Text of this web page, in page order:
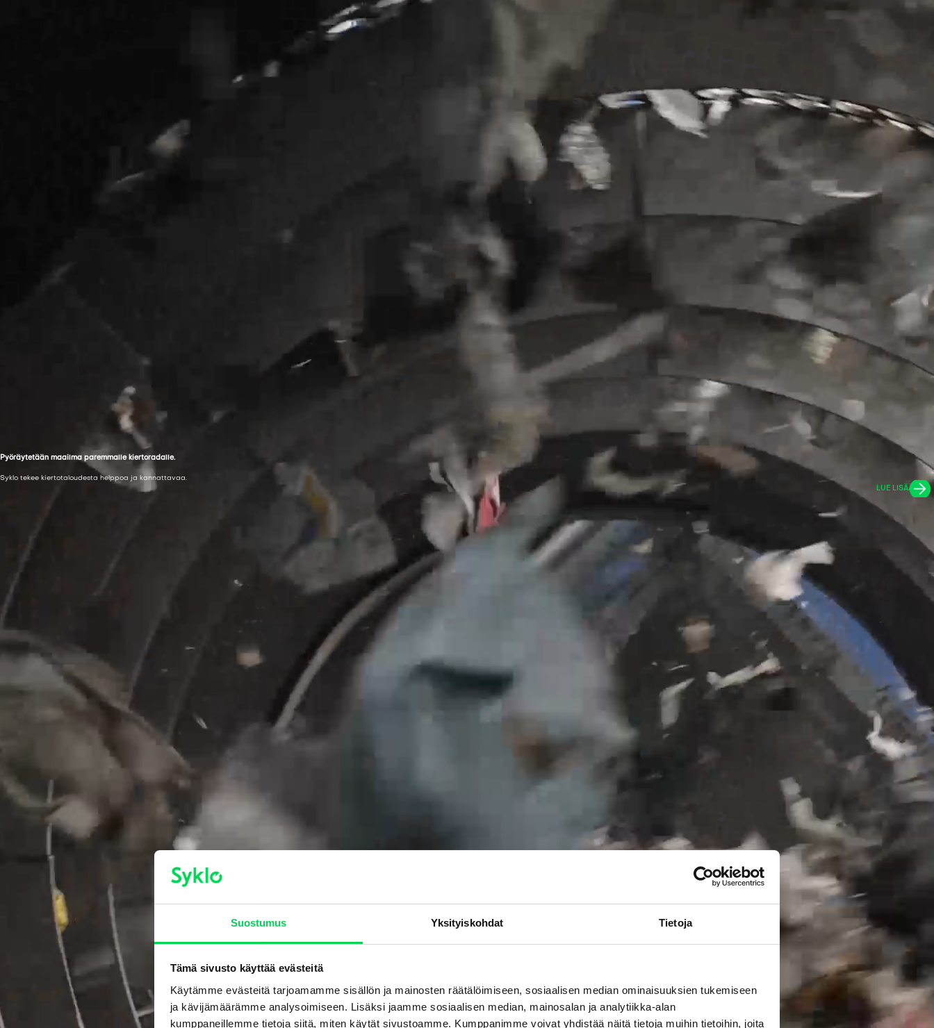
Suostumus Yksityiskohdat Tietoja
Tämä sivusto käyttää evästeitä
Käytämme evästeitä tarjoamamme sisällön ja mainosten räätälöimiseen, sosiaalisen median ominaisuuksien tukemiseen
ja kävijämäärämme analysoimiseen. Lisäksi jaamme sosiaalisen median, mainosalan ja analytiikka-alan
kumppaneillemme tietoja siitä, miten käytät sivustoamme. Kumppanimme voivat yhdistää näitä tietoja muihin tietoihin, joita
Pyöräytetään maailma paremmalle kiertoradalle.
Syklo tekee kiertotaloudesta helppoa ja kannattavaa.
LUE LISÄÄ